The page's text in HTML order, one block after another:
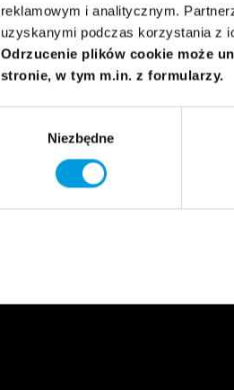
reklamowym i analitycznym.
uzyskanymi podczas korzystania z
Odrzucenie plików cookie może
stronie, w tym m.in. z formularzy.
Niezbędne